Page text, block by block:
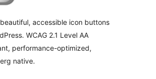
accessible icon buttons
WCAG 2.1 Level AA
performance-optimized,
native.